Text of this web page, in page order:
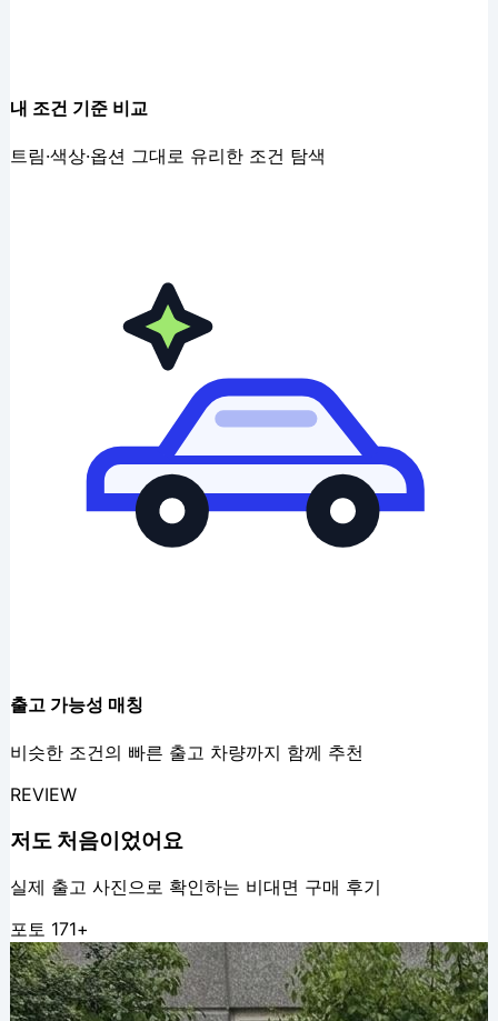
내 조건 기준 비교
트림·색상·옵션 그대로 유리한 조건 탐색
출고 가능성 매칭
비슷한 조건의 빠른 출고 차량까지 함께 추천
REVIEW
저도 처음이었어요
실제 출고 사진으로 확인하는 비대면 구매 후기
포토 171+